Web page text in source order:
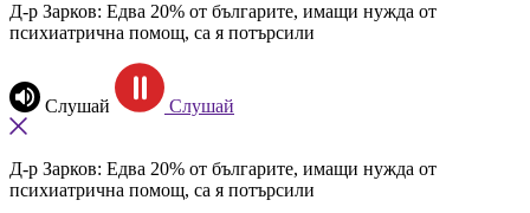
Д-р Зарков: Едва 20% от българите, имащи нужда от
психиатрична помощ, са я потърсили
Слушай Слушай
Д-р Зарков: Едва 20% от българите, имащи нужда от
психиатрична помощ, са я потърсили